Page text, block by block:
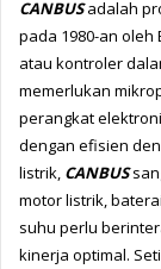
CANBUS adalah
pada 1980-an oleh
atau kontroler
memerlukan
perangkat
dengan efisien
listrik, CANBUS
motor listrik,
suhu perlu
kinerja optimal.